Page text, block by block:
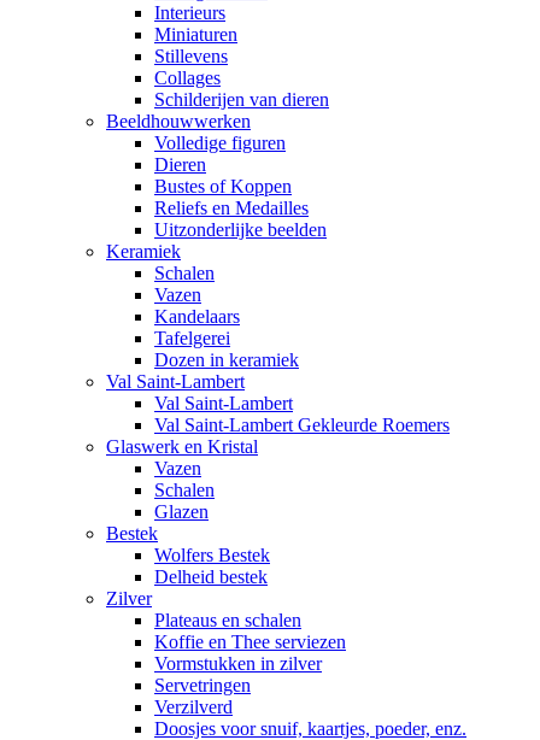
Interieurs
Miniaturen
Stillevens
Collages
Schilderijen van dieren
Beeldhouwwerken
Volledige figuren
Dieren
Bustes of Koppen
Reliefs en Medailles
Uitzonderlijke beelden
Keramiek
Schalen
Vazen
Kandelaars
Tafelgerei
Dozen in keramiek
Val Saint-Lambert
Val Saint-Lambert
Val Saint-Lambert Gekleurde Roemers
Glaswerk en Kristal
Vazen
Schalen
Glazen
Bestek
Wolfers Bestek
Delheid bestek
Zilver
Plateaus en schalen
Koffie en Thee serviezen
Vormstukken in zilver
Servetringen
Verzilverd
Doosjes voor snuif, kaartjes, poeder, enz.